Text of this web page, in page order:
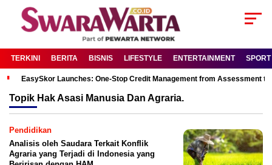
TERKINI BERITA BISNIS LIFESTYLE ENTERTAINMENT SPORT
EasySkor Launches: One-Stop Credit Management from Assessment
Topik Hak Asasi Manusia Dan Agraria.
Pendidikan
Analisis oleh Saudara Terkait Konflik
Agraria yang Terjadi di Indonesia yang